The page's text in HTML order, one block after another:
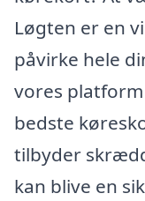
Løgten er en
påvirke hele
vores
bedste
tilbyder
kan blive en